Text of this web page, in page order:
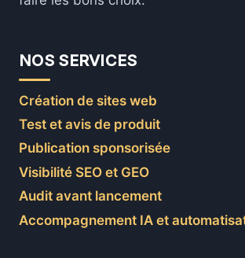
faire les bons choix.
NOS SERVICES
Création de sites web
Test et avis de produit
Publication sponsorisée
Visibilité SEO et GEO
Audit avant lancement
Accompagnement IA et